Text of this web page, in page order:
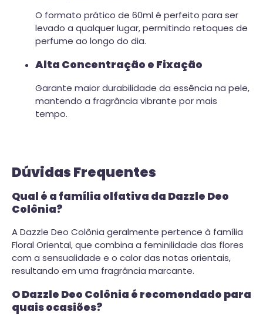
O formato prático de 60ml é perfeito para ser
levado a qualquer lugar, permitindo retoques de
perfume ao longo do dia.
Alta Concentração e Fixação
Garante maior durabilidade da essência na pele,
mantendo a fragrância vibrante por mais
tempo.
Dúvidas Frequentes
Qual é a família olfativa da Dazzle Deo
Colônia?
A Dazzle Deo Colônia geralmente pertence à família
Floral Oriental, que combina a feminilidade das flores
com a sensualidade e o calor das notas orientais,
resultando em uma fragrância marcante.
O Dazzle Deo Colônia é recomendado para
quais ocasiões?